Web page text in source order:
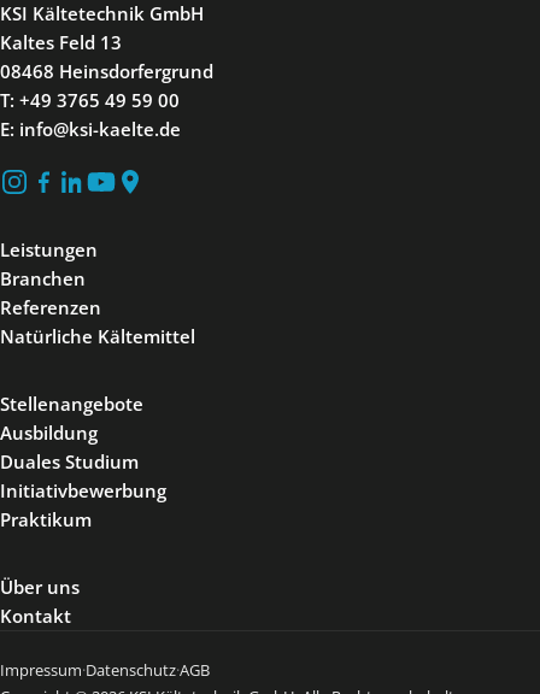
KSI Kältetechnik GmbH
Kaltes Feld 13
08468 Heinsdorfergrund
T: +49 3765 49 59 00
E: info@ksi-kaelte.de
Leistungen
Branchen
Referenzen
Natürliche Kältemittel
Stellenangebote
Ausbildung
Duales Studium
Initiativbewerbung
Praktikum
Über uns
Kontakt
Impressum·Datenschutz·AGB